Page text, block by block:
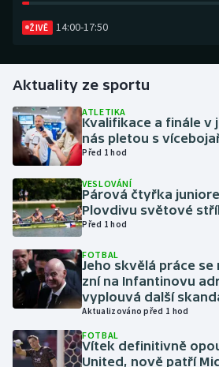
Futsal
Gymnastika
Házená
Jezdectví
Judo
Krasobruslení
Lezení
Lyže a snowboard
ŽIVĚ 14:00-17:50
Aktuality ze sportu
ATLETIKA
Kvalifikace a finále v
nás pletou s
Před 1 hod
VESLOVÁNÍ
Párová čtyřka
Plovdivu světové
Před 1 hod
FOTBAL
Jeho skvělá práce
zní na Infantinovu
vyplouvá další
Aktualizováno před 1 hod
FOTBAL
Vítek definitivně
United, nově patří